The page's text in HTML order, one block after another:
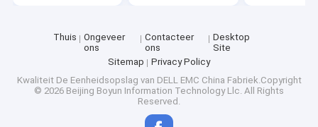
Thuis
Ongeveer
ons
Contacteer
ons
Desktop
Site
Sitemap
Privacy Policy
Kwaliteit De Eenheidsopslag van DELL EMC China Fabriek.Copyright
© 2026 Beijing Boyun Information Technology Llc. All Rights
Reserved.